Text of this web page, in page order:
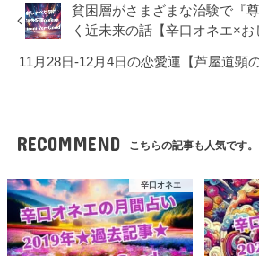
貧困層がさまざまな治験で『
く近未来の話【辛口オネエ×お
11月28日-12月4日の恋愛運【芦屋道顕
RECOMMEND こちらの記事も人気です。
辛口オネエ